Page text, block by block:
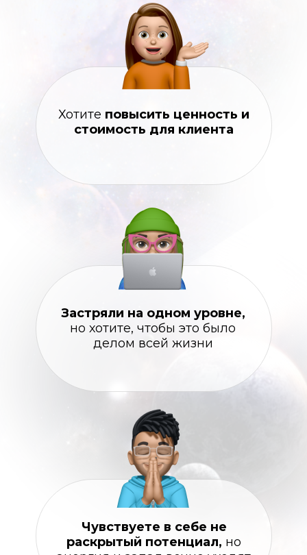
Застряли на одном уровне,
но хотите, чтобы это было
делом всей жизни
Чувствуете в себе не
раскрытый потенциал, но
Хотите повысить ценность и
стоимость для клиента